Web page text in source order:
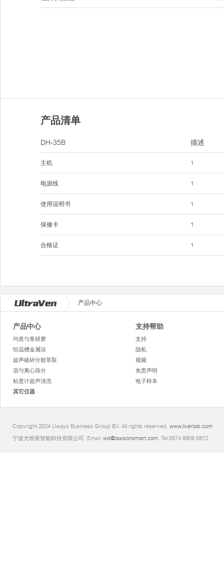
产品清单
DH-35B
主机
电源线
使用说明书
保修卡
合格证
描述
1
1
1
1
1
产品中心
产品中心
均质匀浆研磨
恒温槽金属浴
超声破碎分散萃取
混匀离心筛分
粘度计超声清洗
其它仪器
支持帮助
支持
隐私
视频
免责声明
电子样本
Copyright 2024 Uways Business Group BV. All rights reserved. www.livertab.com
宁波尤维斯智能科技有限公司. Email: wd@lawsonsmart.com. Tel:0574 8908 5812